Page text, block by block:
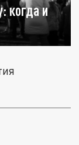
когда и